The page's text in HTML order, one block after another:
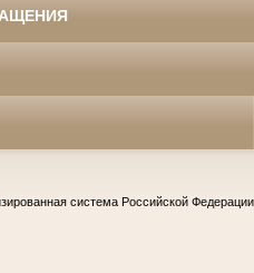
система Российской